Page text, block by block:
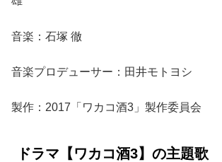
音楽：石塚 徹
音楽プロデューサー：田井モトヨシ
製作：2017「ワカコ酒3」製作委員会
ドラマ【ワカコ酒3】の主題歌